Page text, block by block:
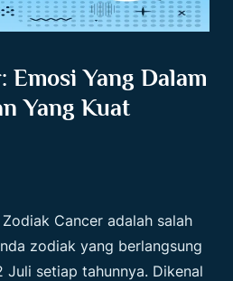
Emosi Yang Dalam
Yang Kuat
Cancer adalah salah
zodiak yang berlangsung
Juli setiap tahunnya. Dikenal